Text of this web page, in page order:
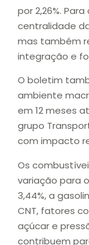
por 2,26%.
centralidade
mas também
integração e
O boletim
ambiente
em 12 meses
grupo
com impacto
Os
variação para
3,44%, a
CNT, fatores
açúcar e
contribuem